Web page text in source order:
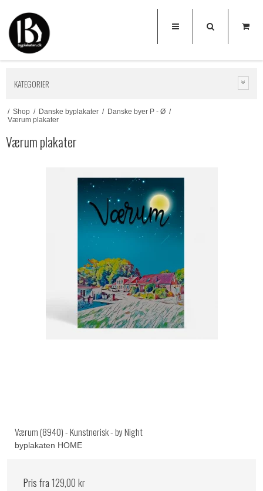
KATEGORIER
/ Shop / Danske byplakater / Danske byer P - Ø /
Værum plakater
Værum plakater
Værum (8940) - Kunstnerisk - by Night
byplakaten HOME
Pris fra129,00 kr